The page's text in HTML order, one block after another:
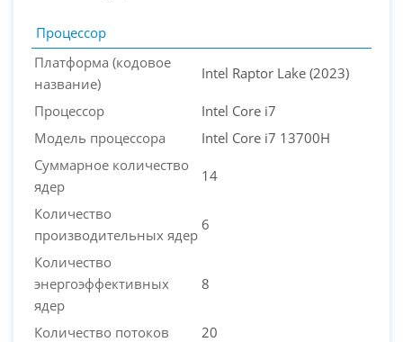
Процессор
Платформа (кодовое
название)
Intel Raptor Lake (2023)
Процессор
Intel Core i7
Модель процессора
Intel Core i7 13700H
Суммарное количество
ядер
14
Количество
производительных ядер
6
Количество
энергоэффективных
ядер
8
Количество потоков
20